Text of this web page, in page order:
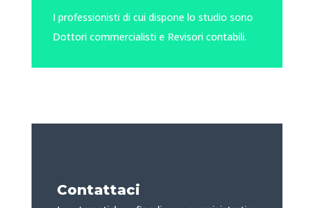
I professionisti di cui dispone lo studio sono
Dottori commercialisti e Revisori contabili.
Contattaci